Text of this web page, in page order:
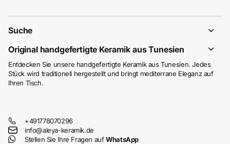
Suche
Original handgefertigte Keramik aus Tunesien
Entdecken Sie unsere handgefertigte Keramik aus Tunesien. Jedes
Stück wird traditionell hergestellt und bringt mediterrane Eleganz auf
Ihren Tisch.
+491778070296
info@aleya-keramik.de
Stellen Sie Ihre Fragen aufWhatsApp